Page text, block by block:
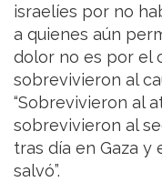
israelíes por no
a quienes aún
dolor no es por el
sobrevivieron al
“Sobrevivieron al
sobrevivieron al
tras día en Gaza y
salvó”.